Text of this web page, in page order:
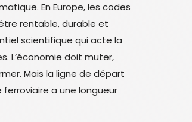
En Europe, les codes
rentable, durable et
scientifique qui acte la
L’économie doit muter,
Mais la ligne de départ
ferroviaire a une longueur